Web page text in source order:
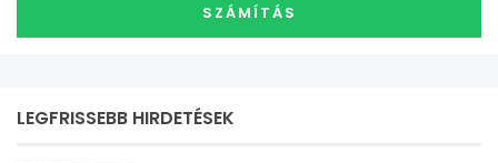
SZÁMÍTÁS
LEGFRISSEBB HIRDETÉSEK